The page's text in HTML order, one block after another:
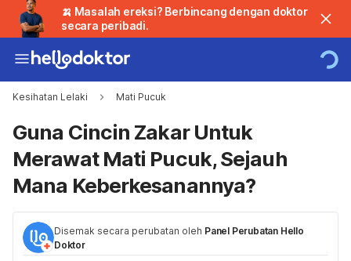
🍌 Masalah ereksi? Berbincang dengan doktor
secara peribadi.
Kesihatan Lelaki Mati Pucuk
Guna Cincin Zakar Untuk
Merawat Mati Pucuk, Sejauh
Mana Keberkesanannya?
Disemak secara perubatan oleh Panel Perubatan Hello
Doktor